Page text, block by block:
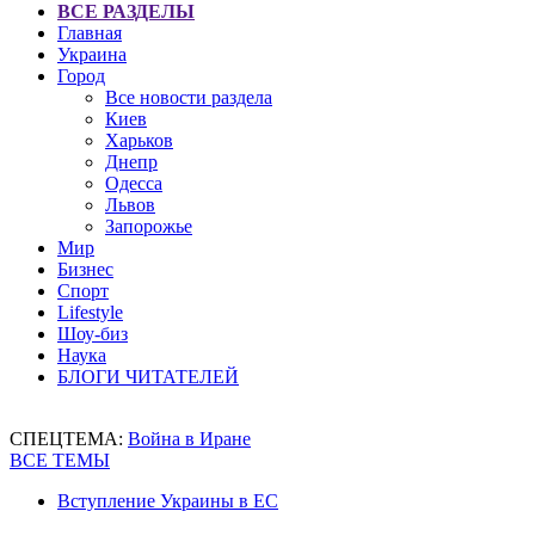
ВСЕ РАЗДЕЛЫ
Главная
Украина
Город
Все новости раздела
Киев
Харьков
Днепр
Одесса
Львов
Запорожье
Мир
Бизнес
Спорт
Lifestyle
Шоу-биз
Наука
БЛОГИ ЧИТАТЕЛЕЙ
СПЕЦТЕМА: Война в Иране
ВСЕ ТЕМЫ
Вступление Украины в ЕС